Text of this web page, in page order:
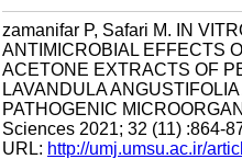
zamanifar P, Safari M. IN
ANTIMICROBIAL EFFECTS
ACETONE EXTRACTS OF
LAVANDULA
PATHOGENIC
Sciences 2021; 32 (11) :864-
URL:http://umj.umsu.ac.ir/